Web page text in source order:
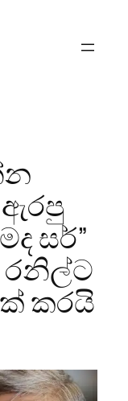
ඇරපු
සර්”
රනිල්ට
කරයි